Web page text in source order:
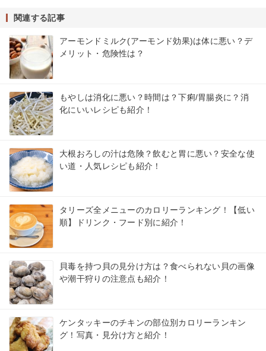
関連する記事
アーモンドミルク(アーモンド効果)は体に悪い？デ
メリット・危険性は？
もやしは消化に悪い？時間は？下痢/胃腸炎に？消
化にいいレシピも紹介！
大根おろしの汁は危険？飲むと胃に悪い？安全な使
い道・人気レシピも紹介！
タリーズ全メニューのカロリーランキング！【低い
順】ドリンク・フード別に紹介！
貝毒を持つ貝の見分け方は？食べられない貝の画像
や潮干狩りの注意点も紹介！
ケンタッキーのチキンの部位別カロリーランキン
グ！写真・見分け方と紹介！